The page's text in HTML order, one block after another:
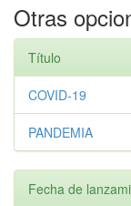
Otras
Título
COVID-19
PANDEMIA
Fecha de